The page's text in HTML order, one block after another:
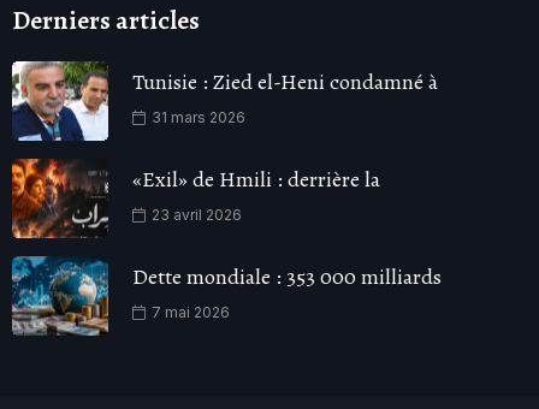
Derniers articles
Tunisie : Zied el-Heni condamné à
31 mars 2026
«Exil» de Hmili : derrière la
23 avril 2026
Dette mondiale : 353 000 milliards
7 mai 2026